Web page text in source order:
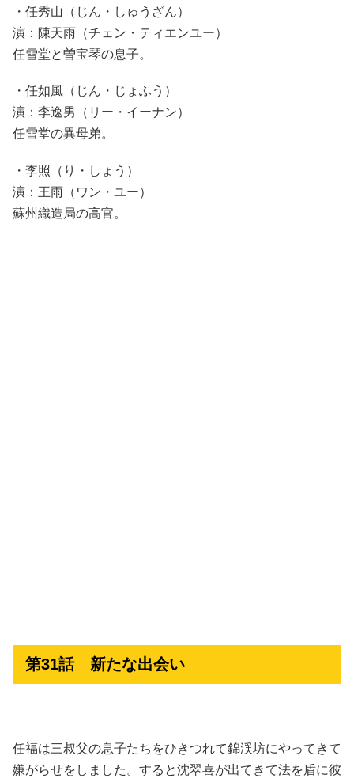
・任秀山（じん・しゅうざん）
演：陳天雨（チェン・ティエンユー）
任雪堂と曽宝琴の息子。
・任如風（じん・じょふう）
演：李逸男（リー・イーナン）
任雪堂の異母弟。
・李照（り・しょう）
演：王雨（ワン・ユー）
蘇州織造局の高官。
第31話 新たな出会い
任福は三叔父の息子たちをひきつれて錦渓坊にやってきて
嫌がらせをしました。すると沈翠喜が出てきて法を盾に彼